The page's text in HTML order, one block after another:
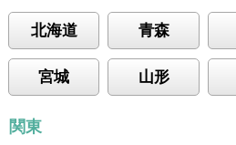
北海道 青森
宮城 山形
関東